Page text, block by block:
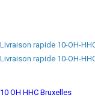
Livraison rapide 10-OH-
Livraison rapide 10-OH-
10 OH HHC Bruxelles